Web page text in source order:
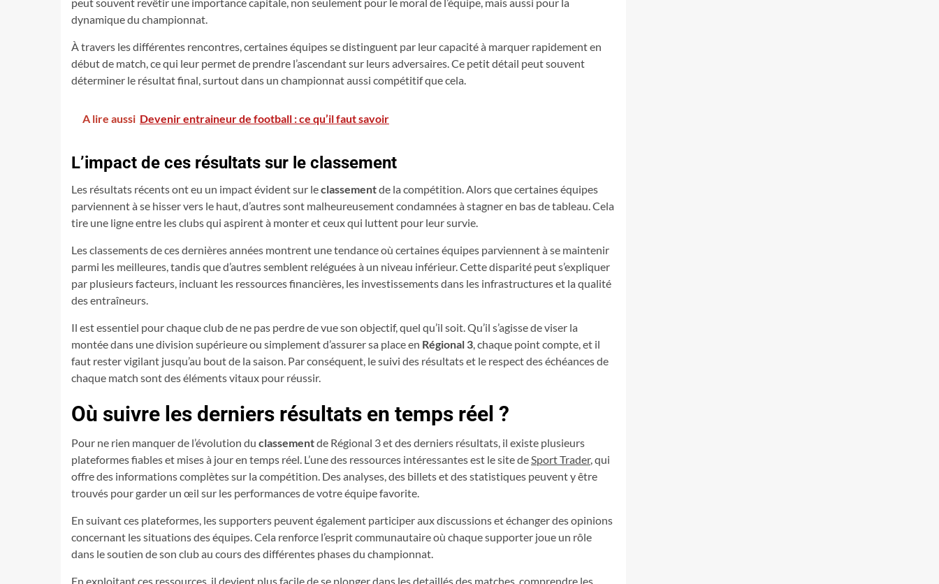
peut souvent revêtir une importance capitale, non seulement pour le moral de l’équipe, mais aussi pour la
dynamique du championnat.
À travers les différentes rencontres, certaines équipes se distinguent par leur capacité à marquer rapidement en
début de match, ce qui leur permet de prendre l’ascendant sur leurs adversaires. Ce petit détail peut souvent
déterminer le résultat final, surtout dans un championnat aussi compétitif que cela.
A lire aussi Devenir entraineur de football : ce qu’il faut savoir
L’impact de ces résultats sur le classement
Les résultats récents ont eu un impact évident sur leclassementde la compétition. Alors que certaines équipes
parviennent à se hisser vers le haut, d’autres sont malheureusement condamnées à stagner en bas de tableau. Cela
tire une ligne entre les clubs qui aspirent à monter et ceux qui luttent pour leur survie.
Les classements de ces dernières années montrent une tendance où certaines équipes parviennent à se maintenir
parmi les meilleures, tandis que d’autres semblent reléguées à un niveau inférieur. Cette disparité peut s’expliquer
par plusieurs facteurs, incluant les ressources financières, les investissements dans les infrastructures et la qualité
des entraîneurs.
Il est essentiel pour chaque club de ne pas perdre de vue son objectif, quel qu’il soit. Qu’il s’agisse de viser la
montée dans une division supérieure ou simplement d’assurer sa place en Régional 3, chaque point compte, et il
faut rester vigilant jusqu’au bout de la saison. Par conséquent, le suivi des résultats et le respect des échéances de
chaque match sont des éléments vitaux pour réussir.
Où suivre les derniers résultats en temps réel ?
Pour ne rien manquer de l’évolution du classementde Régional 3 et des derniers résultats, il existe plusieurs
plateformes fiables et mises à jour en temps réel. L’une des ressources intéressantes est le site deSport Trader, qui
offre des informations complètes sur la compétition. Des analyses, des billets et des statistiques peuvent y être
trouvés pour garder un œil sur les performances de votre équipe favorite.
En suivant ces plateformes, les supporters peuvent également participer aux discussions et échanger des opinions
concernant les situations des équipes. Cela renforce l’esprit communautaire où chaque supporter joue un rôle
dans le soutien de son club au cours des différentes phases du championnat.
En exploitant ces ressources, il devient plus facile de se plonger dans les detaillés des matches, comprendre les